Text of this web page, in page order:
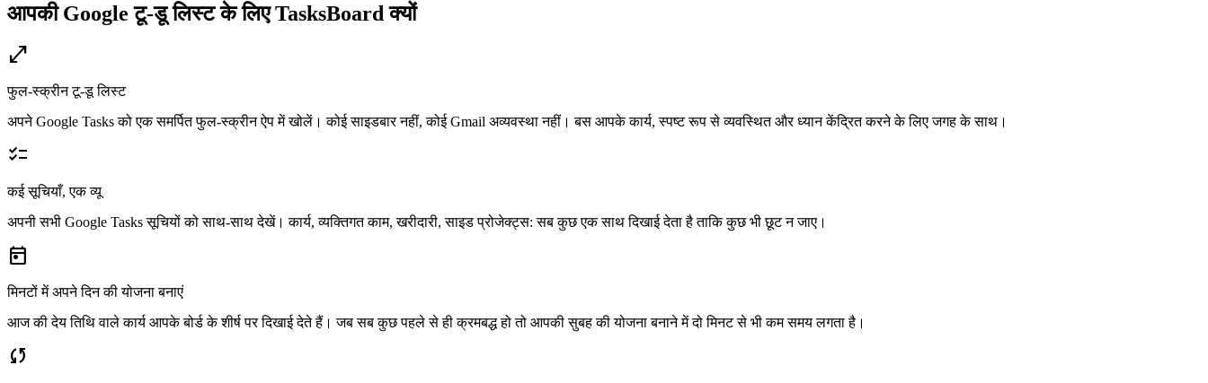
आपकी Google टू-डू लिस्ट के लिए TasksBoard क्यों
open_in_full
फुल-स्क्रीन टू-डू लिस्ट
अपने Google Tasks को एक समर्पित फुल-स्क्रीन ऐप में खोलें। कोई साइडबार नहीं, कोई Gmail अव्यवस्था नहीं। बस आपके कार्य, स्पष्ट रूप से व्यवस्थित और ध्यान केंद्रित करने के लिए जगह के साथ।
checklist
कई सूचियाँ, एक व्यू
अपनी सभी Google Tasks सूचियों को साथ-साथ देखें। कार्य, व्यक्तिगत काम, खरीदारी, साइड प्रोजेक्ट्स: सब कुछ एक साथ दिखाई देता है ताकि कुछ भी छूट न जाए।
today
मिनटों में अपने दिन की योजना बनाएं
आज की देय तिथि वाले कार्य आपके बोर्ड के शीर्ष पर दिखाई देते हैं। जब सब कुछ पहले से ही क्रमबद्ध हो तो आपकी सुबह की योजना बनाने में दो मिनट से भी कम समय लगता है।
sync